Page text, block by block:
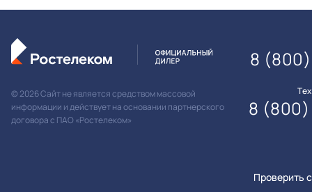
© 2026 Сайт не является средством массовой
информации и действует на основании партнерского
договора с ПАО «Ростелеком»
Проверить
8
8